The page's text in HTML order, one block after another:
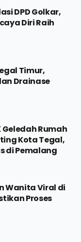
DPD Golkar,
Diri Raih
Timur,
Drainase
Geledah Rumah
Kota Tegal,
di Pemalang
Wanita Viral di
Proses